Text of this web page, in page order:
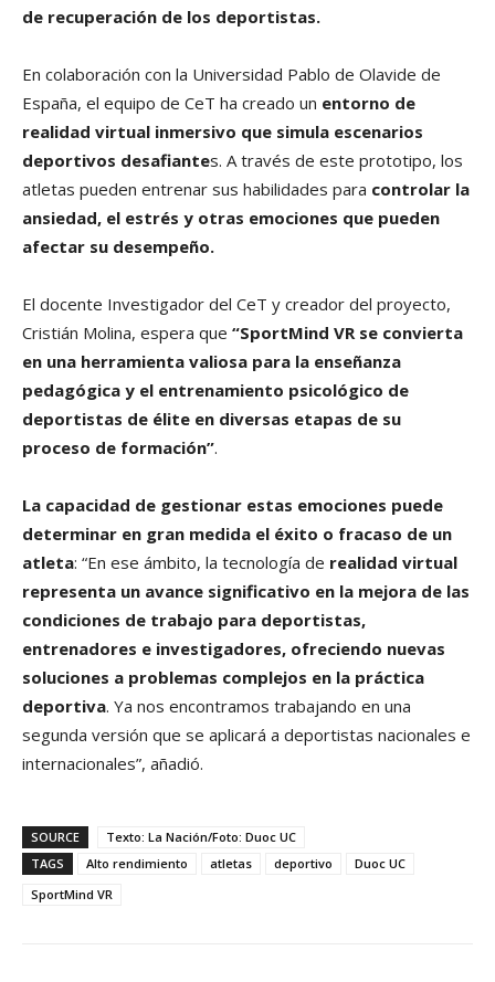
de recuperación de los deportistas.
En colaboración con la Universidad Pablo de Olavide de
España, el equipo de CeT ha creado un entorno de
realidad virtual inmersivo que simula escenarios
deportivos desafiantes. A través de este prototipo, los
atletas pueden entrenar sus habilidades para controlar la
ansiedad, el estrés y otras emociones que pueden
afectar su desempeño.
El docente Investigador del CeT y creador del proyecto,
Cristián Molina, espera que “SportMind VR se convierta
en una herramienta valiosa para la enseñanza
pedagógica y el entrenamiento psicológico de
deportistas de élite en diversas etapas de su
proceso de formación”.
La capacidad de gestionar estas emociones puede
determinar en gran medida el éxito o fracaso de un
atleta: “En ese ámbito, la tecnología de realidad virtual
representa un avance significativo en la mejora de las
condiciones de trabajo para deportistas,
entrenadores e investigadores, ofreciendo nuevas
soluciones a problemas complejos en la práctica
deportiva. Ya nos encontramos trabajando en una
segunda versión que se aplicará a deportistas nacionales e
internacionales”, añadió.
SOURCE
Texto: La Nación/Foto: Duoc UC
TAGS
Alto rendimiento atletas deportivo
Duoc UC
SportMind VR